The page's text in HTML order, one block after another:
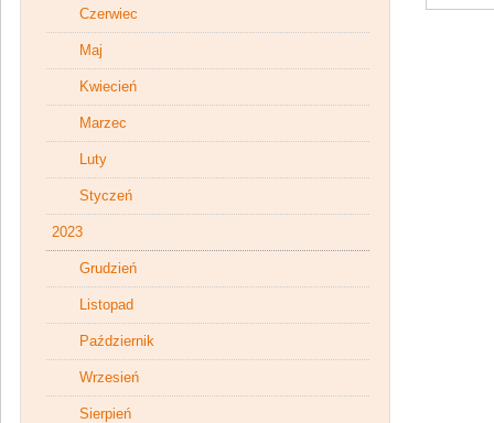
Czerwiec
Maj
Kwiecień
Marzec
Luty
Styczeń
2023
Grudzień
Listopad
Październik
Wrzesień
Sierpień